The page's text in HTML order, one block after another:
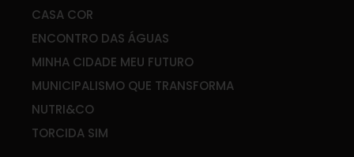
CASA COR
ENCONTRO DAS ÁGUAS
MINHA CIDADE MEU FUTURO
MUNICIPALISMO QUE TRANSFORMA
NUTRI&CO
TORCIDA SIM